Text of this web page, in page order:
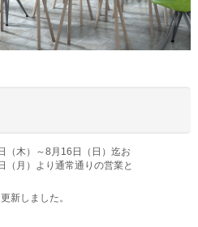
木）～8月16日（日）迄お
（月）より通常通りの営業と
新しました。